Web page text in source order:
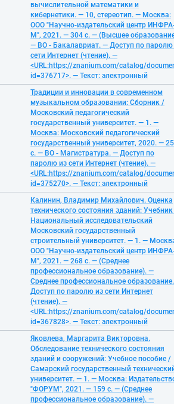
вычислительной математики и
кибернетики. — 10, стереотип. — Москва:
ООО "Научно-издательский центр
М", 2021. — 304 с. — (Высшее
— ВО - Бакалавриат. — Доступ по паролю
сети Интернет (чтение). —
<URL:https://znanium.com/catalog/
id=376717>. — Текст: электронный
Традиции и инновации в современном
музыкальном образовании: Сборник /
Московский педагогический
государственный университет. — 1. —
Москва: Московский педагогический
государственный университет, 2020. —
с. — ВО - Магистратура. — Доступ по
паролю из сети Интернет (чтение). —
<URL:https://znanium.com/catalog/
id=375270>. — Текст: электронный
Калинин, Владимир Михайлович. Оценка
технического состояния зданий:
Национальный исследовательский
Московский государственный
строительный университет. — 1. —
ООО "Научно-издательский центр
М", 2021. — 268 с. — (Среднее
профессиональное образование). —
Среднее профессиональное
Доступ по паролю из сети Интернет
(чтение). —
<URL:https://znanium.com/catalog/
id=367828>. — Текст: электронный
Яковлева, Маргарита Викторовна.
Обследование технического состояния
зданий и сооружений: Учебное пособие /
Самарский государственный
университет. — 1. — Москва:
"ФОРУМ", 2021. — 159 с. — (Среднее
профессиональное образование). —